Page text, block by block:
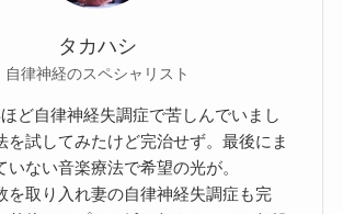
タカハシ
自律神経のスペシャリスト
ど自律神経失調症で苦しんでいまし
を試してみたけど完治せず。最後にま
いない音楽療法で希望の光が。
を取り入れ妻の自律神経失調症も完